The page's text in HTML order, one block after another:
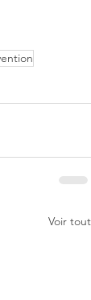
Voir tout